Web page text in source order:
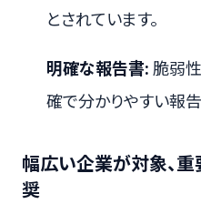
とされています。
明確な報告書:脆弱
確で分かりやすい報
幅広い企業が対象、
奨